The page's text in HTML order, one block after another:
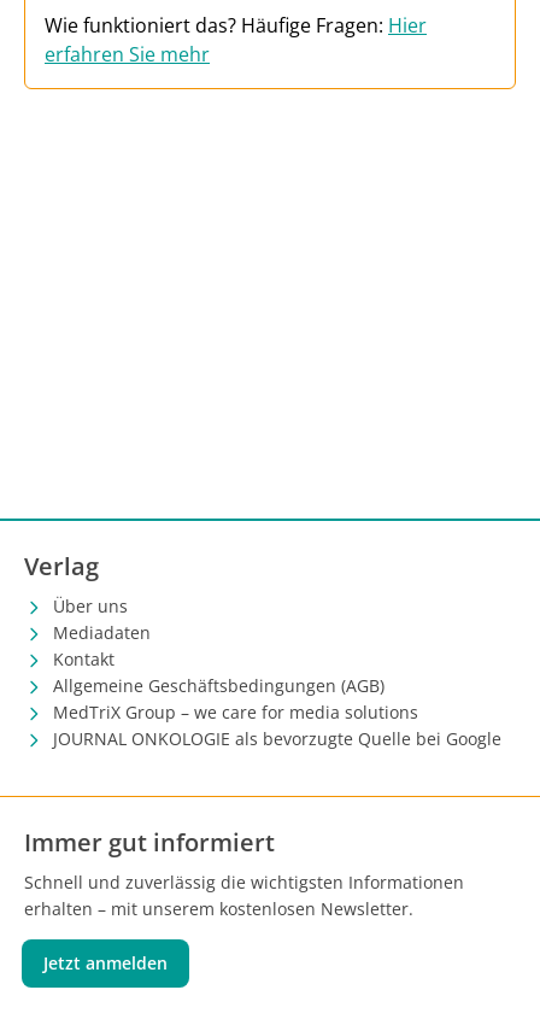
Wie funktioniert das? Häufige Fragen: Hier
erfahren Sie mehr
Verlag
Über uns
Mediadaten
Kontakt
Allgemeine Geschäftsbedingungen (AGB)
MedTriX Group – we care for media solutions
JOURNAL ONKOLOGIE als bevorzugte Quelle bei Google
Immer gut informiert
Schnell und zuverlässig die wichtigsten Informationen
erhalten – mit unserem kostenlosen Newsletter.
Jetzt anmelden